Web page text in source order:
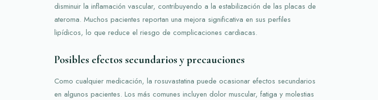
disminuir la inflamación vascular, contribuyendo a la estabilización de las placas de
ateroma. Muchos pacientes reportan una mejora significativa en sus perfiles
lipídicos, lo que reduce el riesgo de complicaciones cardiacas.
Posibles efectos secundarios y precauciones
Como cualquier medicación, la rosuvastatina puede ocasionar efectos secundarios
en algunos pacientes. Los más comunes incluyen dolor muscular, fatiga y molestias